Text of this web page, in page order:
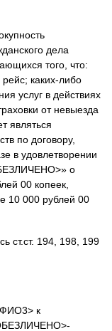
дела
того, что:
каких-либо
услуг в действиях
от невыезда
являться
по договору,
в удовлетворении
о
00 копеек,
10 000 рублей 00
ст.ст. 194, 198, 199
к